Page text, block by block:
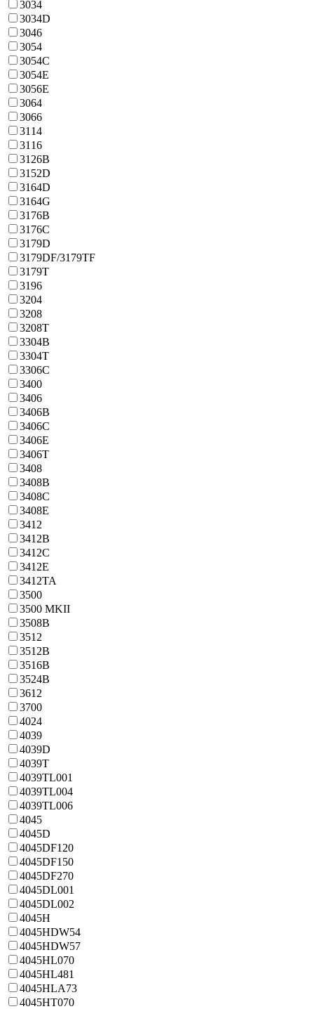
3034
3034D
3046
3054
3054C
3054E
3056E
3064
3066
3114
3116
3126B
3152D
3164D
3164G
3176B
3176C
3179D
3179DF/3179TF
3179T
3196
3204
3208
3208T
3304B
3304T
3306C
3400
3406
3406B
3406C
3406E
3406T
3408
3408B
3408C
3408E
3412
3412B
3412C
3412E
3412TA
3500
3500 MKII
3508B
3512
3512B
3516B
3524B
3612
3700
4024
4039
4039D
4039T
4039TL001
4039TL004
4039TL006
4045
4045D
4045DF120
4045DF150
4045DF270
4045DL001
4045DL002
4045H
4045HDW54
4045HDW57
4045HL070
4045HL481
4045HLA73
4045HT070